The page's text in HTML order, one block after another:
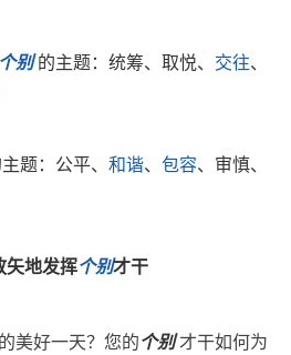
个别的主题： 统筹、 取悦、 交往、
题： 公平、 和谐、 包容、 审慎、
矢地发挥个别才干
美好一天？您的个别 才干如何为